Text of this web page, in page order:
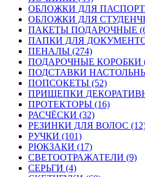
ОБЛОЖКИ ДЛЯ
ОБЛОЖКИ ДЛЯ
ПАКЕТЫ ПОДАРОЧНЫЕ
ПАПКИ ДЛЯ
ПЕНАЛЫ (274)
ПОДАРОЧНЫЕ КОРОБКИ
ПОДСТАВКИ
ПОПСОКЕТЫ (52)
ПРИЩЕПКИ
ПРОТЕКТОРЫ (16)
РАСЧЁСКИ (32)
РЕЗИНКИ ДЛЯ ВОЛОС
РУЧКИ (101)
РЮКЗАКИ (17)
СВЕТООТРАЖАТЕЛИ (9)
СЕРЬГИ (4)